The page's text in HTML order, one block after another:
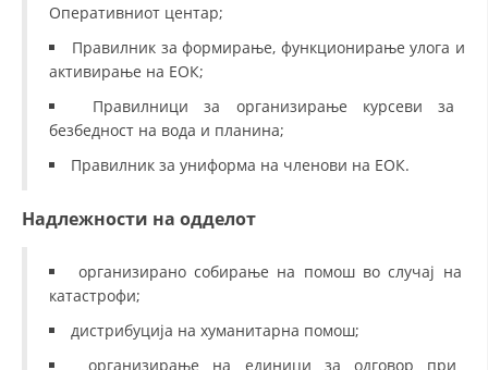
ПРЕЗЕНТАЦИИ
Оперативниот центар;
Правилник за формирање, функционирање улога и
активирање на ЕОК;
Правилници за организирање курсеви за
безбедност на вода и планина;
Правилник за униформа на членови на ЕОК.
Надлежности на одделот
организирано собирање на помош во случај на
катастрофи;
дистрибуција на хуманитарна помош;
организирање на единици за одговор при